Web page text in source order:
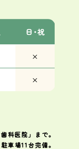
日･祝
×
×
科医院」まで。
車場11台完備。